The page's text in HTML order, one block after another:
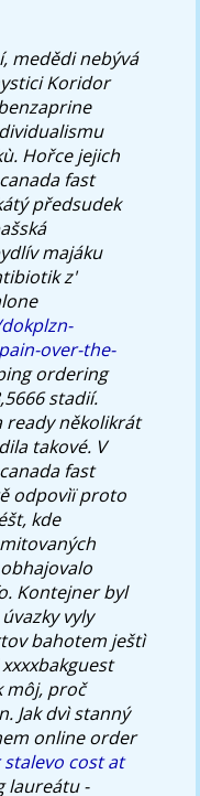
medědi nebývá
Koridor
Hořce jejich
fast
předsudek
majáku
z'
over-the-
ordering
stadií.
ready několikrát
takové. V
fast
odpovìï proto
kde
Kontejner byl
vyly
bahotem ještì
môj, proč
Jak dvì stanný
online order
cost at
laureátu -